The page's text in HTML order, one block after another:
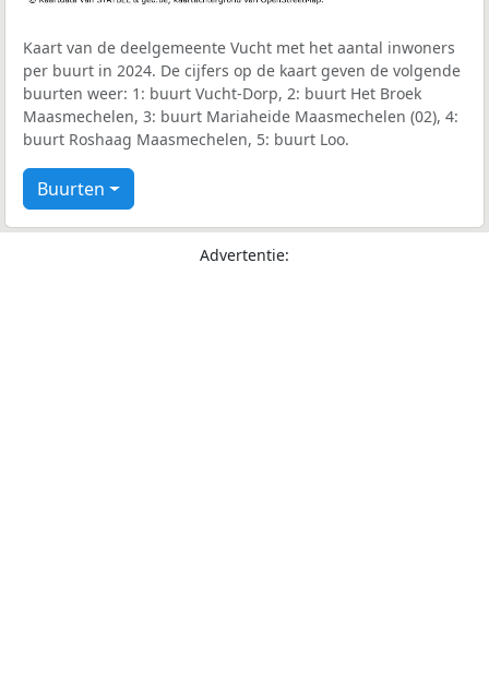
Kaart van de deelgemeente Vucht met het aantal inwoners
per buurt in 2024. De cijfers op de kaart geven de volgende
buurten weer: 1: buurt Vucht-Dorp, 2: buurt Het Broek
Maasmechelen, 3: buurt Mariaheide Maasmechelen (02), 4:
buurt Roshaag Maasmechelen, 5: buurt Loo.
Buurten
Advertentie: